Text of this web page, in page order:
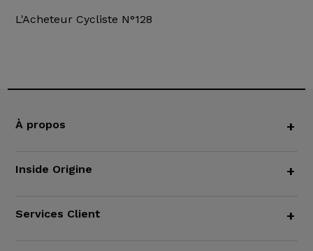
L'Acheteur Cycliste N°128
À propos +
Inside Origine +
Services Client +